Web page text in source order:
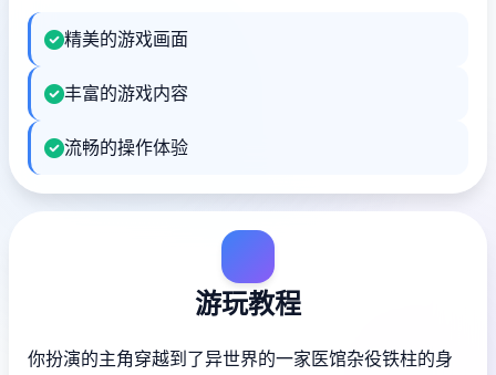
精美的游戏画面
丰富的游戏内容
流畅的操作体验
游玩教程
你扮演的主角穿越到了异世界的一家医馆杂役铁柱的身